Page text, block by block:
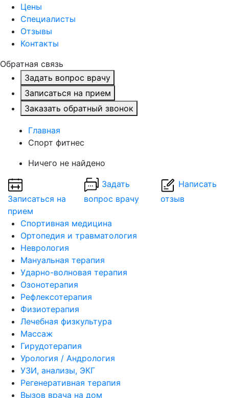
Цены
Специалисты
Отзывы
Контакты
Обратная связь
Задать вопрос врачу
Записаться на прием
Заказать обратный звонок
Главная
Спорт фитнес
Ничего не найдено
Записаться на
прием
Задать
вопрос врачу
Написать
отзыв
Спортивная медицина
Ортопедия и травматология
Неврология
Мануальная терапия
Ударно-волновая терапия
Озонотерапия
Рефлексотерапия
Физиотерапия
Лечебная физкультура
Массаж
Гирудотерапия
Урология / Андрология
УЗИ, анализы, ЭКГ
Регенеративная терапия
Вызов врача на дом